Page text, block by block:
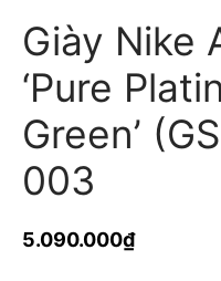
Giày Nike
‘Pure
Green’
003
5.090.000₫